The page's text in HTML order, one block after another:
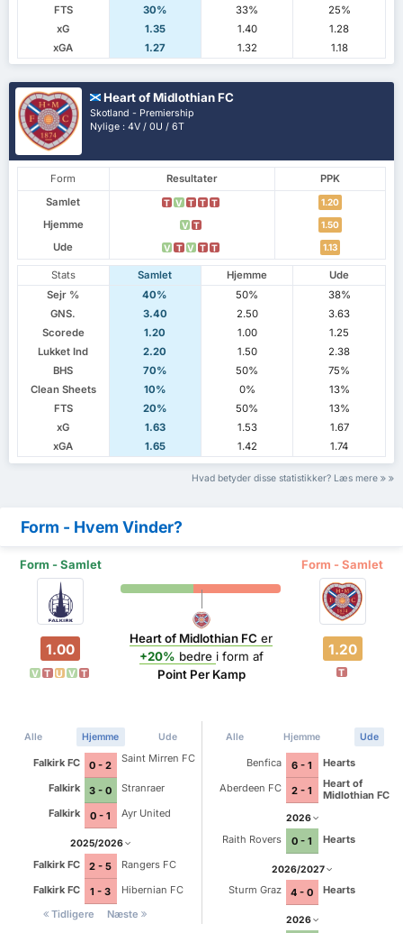
FTS
30% 33%
25%
xG
1.35 1.40
1.28
xGA
1.27 1.32 1.18
Heart of Midlothian FC
Skotland - Premiership
Nylige : 4V / 0U / 6T
Form Resultater
PPK
Samlet
T V T T T 1.20
Hjemme V T 1.50
Ude V T V T T 1.13
Stats Samlet Hjemme
Ude
Sejr %
40% 50%
38%
GNS.
3.40 2.50
3.63
Scorede
1.20 1.00
1.25
Lukket Ind
2.20 1.50
2.38
BHS
70% 50%
75%
Clean Sheets
10% 0%
13%
FTS
20% 50%
13%
xG
1.63 1.53
1.67
xGA
1.65 1.42 1.74
Hvad betyder disse statistikker? Læs mere
Form - Hvem Vinder?
Form - Samlet Form - Samlet
1.00
V T U V T
Heart of Midlothian FC er
+20% bedre i form af
Point Per Kamp
1.20
T
Alle Hjemme Ude
Falkirk FC 0 - 2
Saint Mirren FC
Falkirk 3 - 0
Stranraer
Falkirk
0 - 1 Ayr United
2025/2026
Falkirk FC 2 - 5
Rangers FC
Falkirk FC
1 - 3
Hibernian FC
Tidligere
Næste
Alle Hjemme Ude
Benfica 6 - 1
Hearts
Aberdeen FC
2 - 1
Heart of
Midlothian FC
2026
Raith Rovers 0 - 1 Hearts
2026/2027
Sturm Graz 4 - 0 Hearts
2026